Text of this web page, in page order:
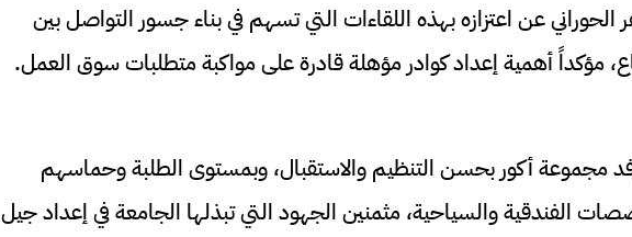
الحوراني عن اعتزازه بهذه اللقاءات التي تسهم في بناء جسور التواصل بين
مؤكداً أهمية إعداد كوادر مؤهلة قادرة على مواكبة متطلبات سوق العمل.
مجموعة أكور بحسن التنظيم والاستقبال، وبمستوى الطلبة وحماسهم
الفندقية والسياحية، مثمنين الجهود التي تبذلها الجامعة في إعداد جيل